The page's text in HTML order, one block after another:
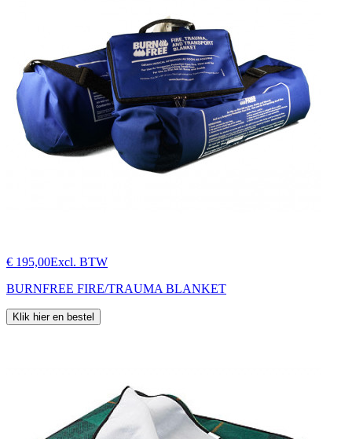
€ 195,00Excl. BTW
BURNFREE FIRE/TRAUMA BLANKET
Klik hier en bestel